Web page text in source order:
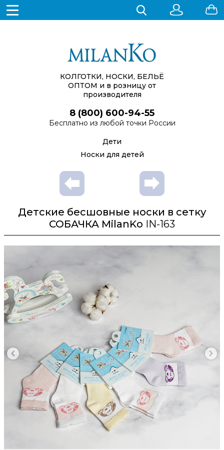
КОЛГОТКИ, НОСКИ, БЕЛЬЁ
ОПТОМ и в розницу от
производителя
8 (800) 600-94-55
Бесплатно из любой точки России
Дети
Носки для детей
Детские бесшовные носки в сетку
СОБАЧКА MilanKo IN-163